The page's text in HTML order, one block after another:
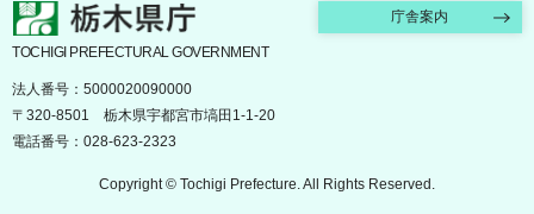
栃木県庁 庁舎案内
TOCHIGI PREFECTURAL GOVERNMENT
法人番号：5000020090000
〒320-8501 栃木県宇都宮市塙田1-1-20
電話番号：028-623-2323
Copyright © Tochigi Prefecture. All Rights Reserved.